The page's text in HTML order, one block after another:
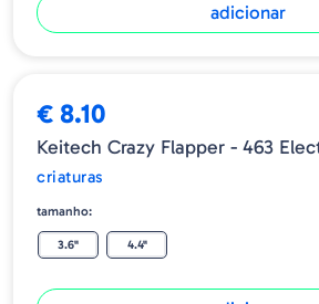
adicionar
€ 8.10
Keitech Crazy Flapper - 463
criaturas
tamanho:
3.6" 4.4"